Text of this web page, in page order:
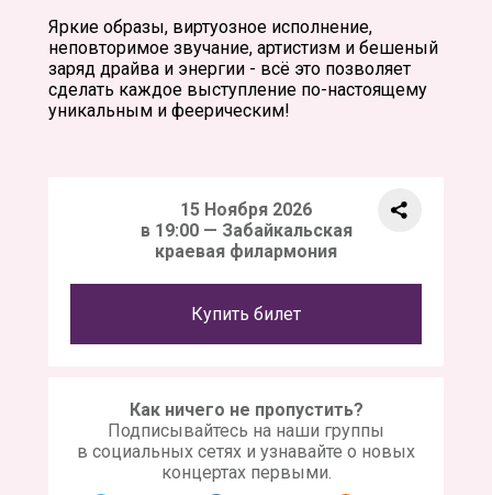
Яркие образы, виртуозное исполнение,
неповторимое звучание, артистизм и бешеный
заряд драйва и энергии - всё это позволяет
сделать каждое выступление по-настоящему
уникальным и феерическим!
15 Ноября 2026
в 19:00 — Забайкальская
краевая филармония
Купить билет
Как ничего не пропустить?
Подписывайтесь на наши группы
в социальных сетях и узнавайте о новых
концертах первыми.